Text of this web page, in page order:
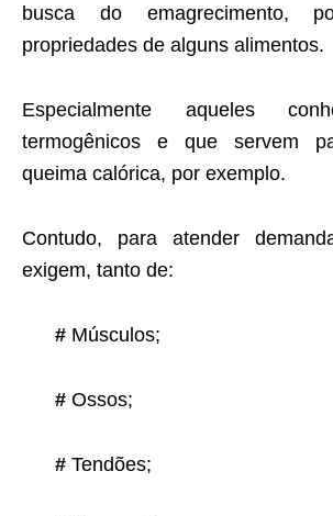
busca do emagrecimento,
propriedades de alguns alimentos.
Especialmente aqueles
termogênicos e que servem
queima calórica, por exemplo.
Contudo, para atender
exigem, tanto de:
# Músculos;
# Ossos;
# Tendões;